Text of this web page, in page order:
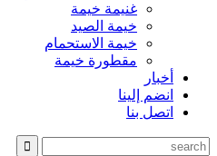
غنيمة خيمة
خيمة الصيد
خيمة الاستحمام
مقطورة خيمة
أخبار
انضم إلينا
اتصل بنا